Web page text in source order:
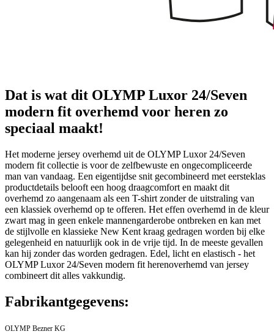
Dat is wat dit OLYMP Luxor 24/Seven
modern fit overhemd voor heren zo
speciaal maakt!
Het moderne jersey overhemd uit de OLYMP Luxor 24/Seven
modern fit collectie is voor de zelfbewuste en ongecompliceerde
man van vandaag. Een eigentijdse snit gecombineerd met eersteklas
productdetails belooft een hoog draagcomfort en maakt dit
overhemd zo aangenaam als een T-shirt zonder de uitstraling van
een klassiek overhemd op te offeren. Het effen overhemd in de kleur
zwart mag in geen enkele mannengarderobe ontbreken en kan met
de stijlvolle en klassieke New Kent kraag gedragen worden bij elke
gelegenheid en natuurlijk ook in de vrije tijd. In de meeste gevallen
kan hij zonder das worden gedragen. Edel, licht en elastisch - het
OLYMP Luxor 24/Seven modern fit herenoverhemd van jersey
combineert dit alles vakkundig.
Fabrikantgegevens:
OLYMP Bezner KG